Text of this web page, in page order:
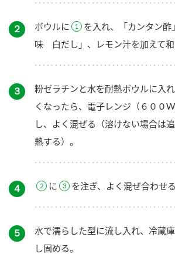
２ ボウルに
を入れ、「カンタン酢
味 白だし」、レモン汁を加えて和
３
粉ゼラチンと水を耐熱ボウルに入
くなったら、電子レンジ（６００
し、よく混ぜる（溶けない場合は
熱する）。
４ に を注ぎ、よく混ぜ合わせる
５
水で濡らした型に流し入れ、冷蔵
し固める。